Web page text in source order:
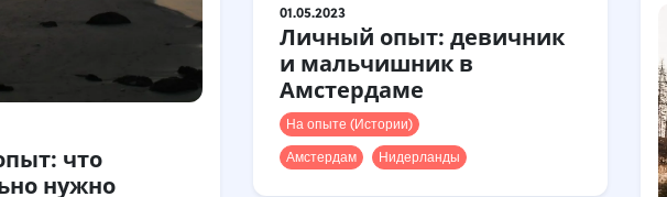
что
нужно
01.05.2023
Личный опыт: девичник
и мальчишник в
Амстердаме
На опыте (Истории)
Амстердам
Нидерланды